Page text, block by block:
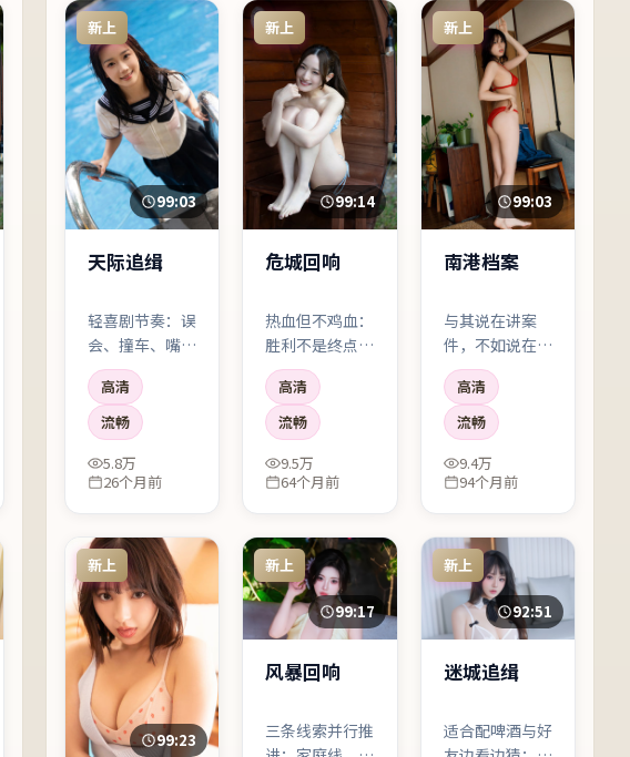
新上
99:03
天际追缉
轻喜剧节奏：误
会、撞车、嘴硬
心软，笑点来自
性格而不是尬
梗。适合想放松
又不想看无脑片
的观众。
高清
流畅
5.8万
26个月前
新上
99:14
危城回响
热血但不鸡血：
胜利不是终点，
「如何与失败共
处」才是。运
动/喜剧元素服
务于人物成长，
而不是反过来。
高清
流畅
9.5万
64个月前
新上
99:03
南港档案
与其说在讲案
件，不如说在讲
「人为什么会对
自己撒谎」。乌
尔善把叙事压得
很低，像深夜电
台，慢慢把听众
引进雾里。
高清
流畅
9.4万
94个月前
新上
99:23
新上
99:17
风暴回响
三条线索并行推
新上
92:51
迷城追缉
适合配啤酒与好